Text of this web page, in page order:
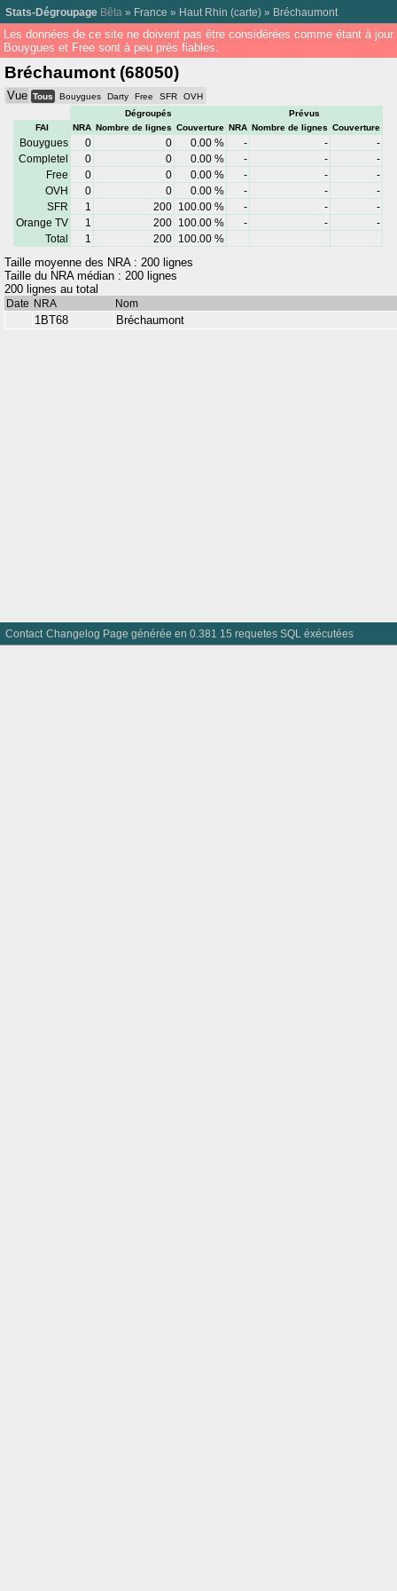
Stats-Dégroupage Bêta » France » Haut Rhin (carte) » Bréchaumont
Les données de ce site ne doivent pas être considérées comme étant à
Bouygues et Free sont à peu près fiables.
Bréchaumont (68050)
Vue Tous Bouygues Darty Free SFR
OVH
Dégroupés
Prévus
FAI
NRA Nombre de lignes Couverture NRA Nombre de lignes Couverture
Bouygues 0 0 0.00 % - -
-
Completel
0 0 0.00 % - -
-
Free
0 0 0.00 % - -
-
OVH
0 0 0.00 % - -
-
SFR
1 200 100.00 % - -
-
Orange TV
1 200 100.00 % - -
-
Total
1 200 100.00 %
Taille moyenne des NRA : 200 lignes
Taille du NRA médian : 200 lignes
200 lignes au total
Date NRA Nom
1BT68 Bréchaumont
Contact Changelog Page générée en 0.381 15 requetes SQL éxécutées